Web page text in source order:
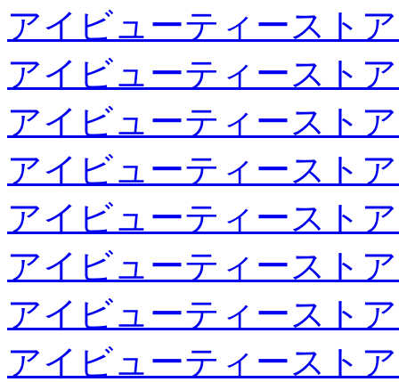
アイビューティースト
アイビューティースト
アイビューティースト
アイビューティースト
アイビューティースト
アイビューティースト
アイビューティースト
アイビューティースト